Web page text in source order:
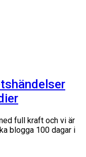
full kraft och vi är
blogga 100 dagar i